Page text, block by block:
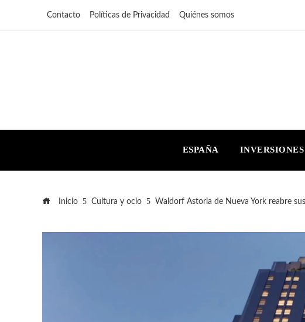
Contacto Políticas de Privacidad Quiénes somos
ESPAÑA INVERSIONES
Inicio Cultura y ocio Waldorf Astoria de Nueva York reabre